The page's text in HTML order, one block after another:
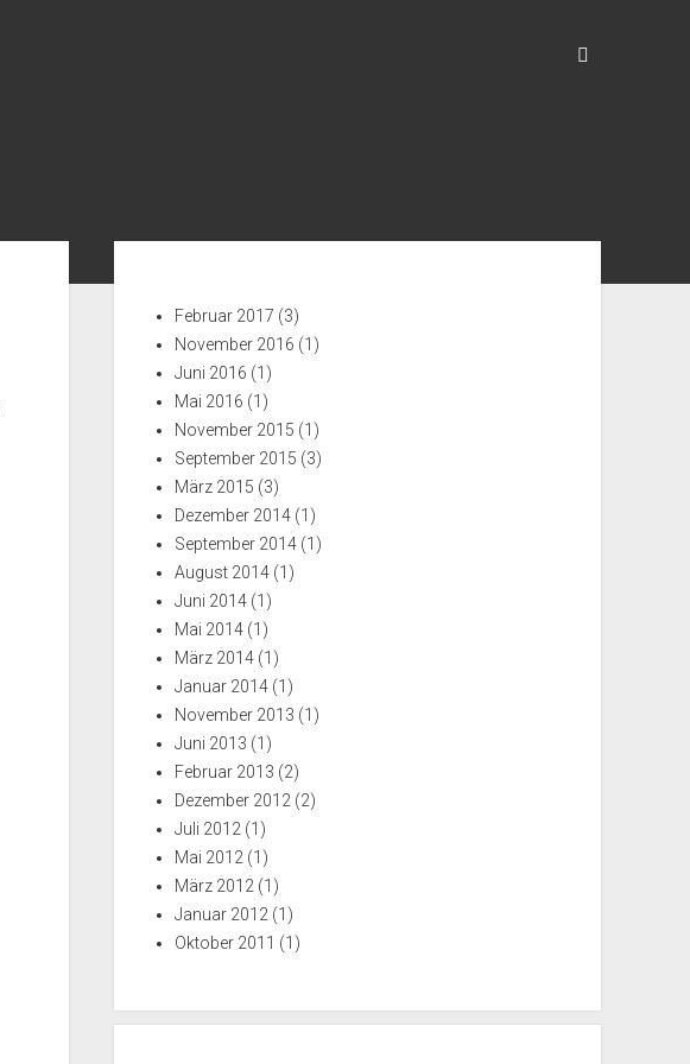
Februar 2017 (3)
November 2016 (1)
Juni 2016 (1)
Mai 2016 (1)
November 2015 (1)
September 2015 (3)
März 2015 (3)
Dezember 2014 (1)
September 2014 (1)
August 2014 (1)
Juni 2014 (1)
Mai 2014 (1)
März 2014 (1)
Januar 2014 (1)
November 2013 (1)
Juni 2013 (1)
Februar 2013 (2)
Dezember 2012 (2)
Juli 2012 (1)
Mai 2012 (1)
März 2012 (1)
Januar 2012 (1)
Oktober 2011 (1)